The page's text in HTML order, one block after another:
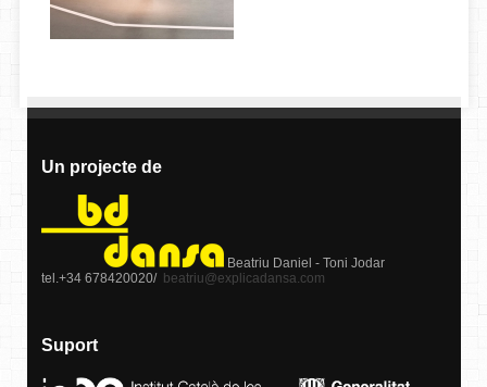
Un projecte de
Beatriu Daniel - Toni Jodar
tel.+34 678420020/ beatriu@explicadansa.com
Suport